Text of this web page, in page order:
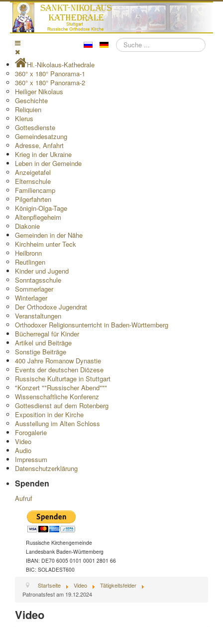
Suchen
Hl.-Nikolaus-Kathedrale
360° x 180° Panorama-1
360° x 180° Panorama-2
Heiliger Nikolaus
Geschichte
Reliquien
Klerus
Gottesdienste
Gemeindesatzung
Adresse, Anfahrt
Krieg in der Ukraine
Leben in der Gemeinde
Anzeigetafel
Elternschule
Familiencamp
Pilgerfahrten
Königin-Olga-Tage
Altenpflegeheim
Diakonie
Gemeinden in der Nähe
Kirchheim unter Teck
Heilbronn
Reutlingen
Kinder und Jugend
Sonntagsschule
Sommerlager
Winterlager
Der Orthodoxe Jugendrat
Veranstaltungen
Orthodoxer Religionsunterricht in Baden-Württemberg
Bücherregal für Kinder
Artikel und Beiträge
Sonstige Beiträge
400 Jahre Romanow Dynastie
Events der deutschen Diözese
Russische Kulturtage in Stuttgart
"Konzert ""Russischer Abend"""
Wissenschaftliche Konferenz
Gottesdienst auf dem Rotenberg
Exposition in der Kirche
Ausstellung im Alten Schloss
Forogalerie
Video
Audio
Impressum
Datenschutzerklärung
Spenden
Aufruf
Russische Kirchengemeinde
Landesbank Baden-Württemberg
IBAN: DE70 6005 0101 0001 2801 66
BIC: SOLADEST600
Startseite Video
Tätigkeitsfelder
Patronatsfest am 19.12.2024
Video